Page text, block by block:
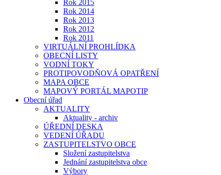
Rok 2015
Rok 2014
Rok 2013
Rok 2012
Rok 2011
VIRTUÁLNÍ PROHLÍDKA
OBECNÍ LISTY
VODNÍ TOKY
PROTIPOVODŇOVÁ OPATŘENÍ
MAPA OBCE
MAPOVÝ PORTÁL MAPOTIP
Obecní úřad
AKTUALITY
Aktuality - archiv
ÚŘEDNÍ DESKA
VEDENÍ ÚŘADU
ZASTUPITELSTVO OBCE
Složení zastupitelstva
Jednání zastupitelstva obce
Výbory